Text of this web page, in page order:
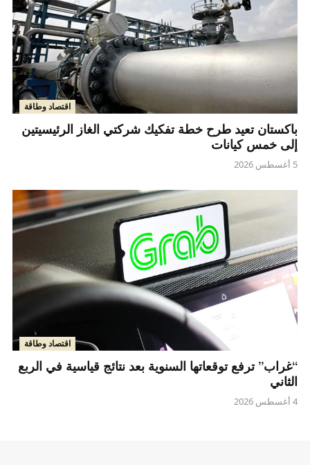
اقتصاد وطاقة
باكستان تعيد طرح خطة تفكيك شركتي الغاز الرئيسيتين
إلى خمس كيانات
5 أغسطس 2026
اقتصاد وطاقة
“غراب” ترفع توقعاتها السنوية بعد نتائج قياسية في الربع
الثاني
4 أغسطس 2026